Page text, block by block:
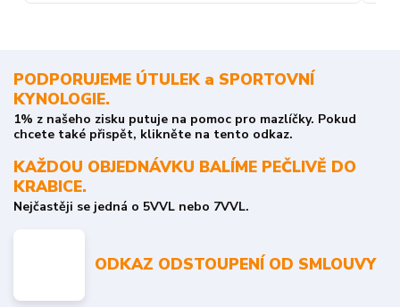
PODPORUJEME ÚTULEK a SPORTOVNÍ
KYNOLOGIE.
1% z našeho zisku putuje na pomoc pro mazlíčky. Pokud
chcete také přispět, klikněte na tento odkaz.
KAŽDOU OBJEDNÁVKU BALÍME PEČLIVĚ DO
KRABICE.
Nejčastěji se jedná o 5VVL nebo 7VVL.
ODKAZ ODSTOUPENÍ OD SMLOUVY